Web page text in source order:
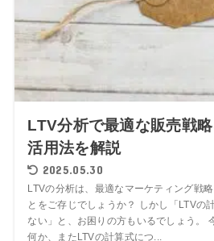
LTV分析で最適な販売戦
活用法を解説
2025.05.30
LTVの分析は、最適なマーケティング戦
とをご存じでしょうか？ しかし「LTVの
ない」と、お困りの方もいるでしょう。
何か、またLTVの計算式につ...